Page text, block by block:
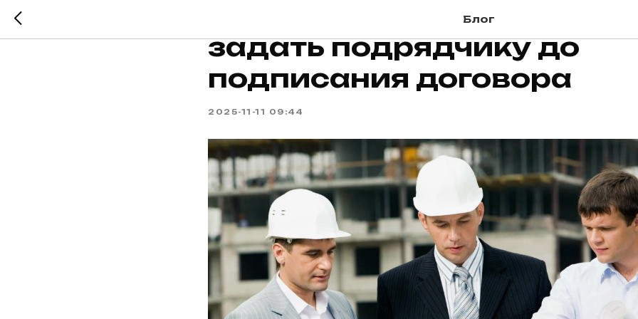
Блог
6 вопросов, которые
задать подрядчику до
подписания договора
2025-11-11 09:44